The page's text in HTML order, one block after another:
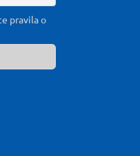
pravila o